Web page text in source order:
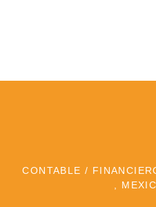
CONTABLE /
,